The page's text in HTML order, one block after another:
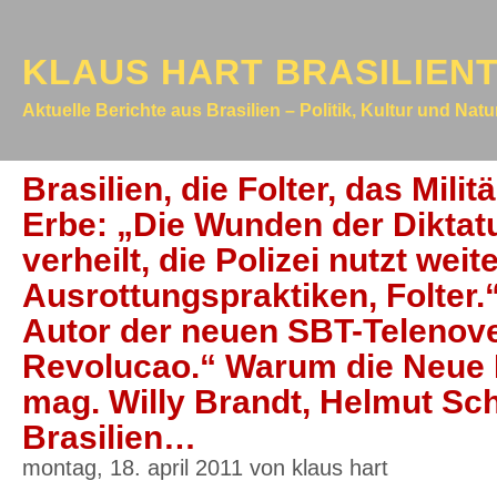
KLAUS HART
Aktuelle Berichte aus Brasilien – Politik, Kultur und
Brasilien, die Folter, das
Erbe: „Die Wunden der
verheilt, die Polizei nutzt
Ausrottungspraktiken,
Autor der neuen SBT-
Revolucao.“ Warum die
mag. Willy Brandt, Helmut
Brasilien…
montag, 18. april 2011 von klaus hart